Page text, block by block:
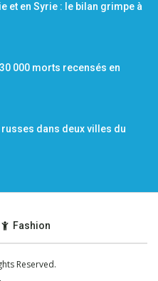
et en Syrie : le bilan grimpe à
000 morts recensés en
dans deux villes du
Fashion
Reserved.